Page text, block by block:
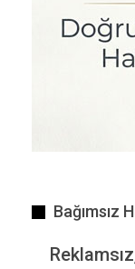
fazla elektrik
Bağımsız